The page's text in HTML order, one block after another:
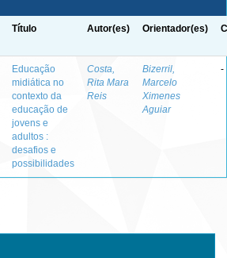
Título Autor(es) Orientador(es)
Educação
midiática no
contexto da
educação de
jovens e
adultos :
desafios e
possibilidades
Costa,
Rita Mara
Reis
Bizerril,
Marcelo
Ximenes
Aguiar
-